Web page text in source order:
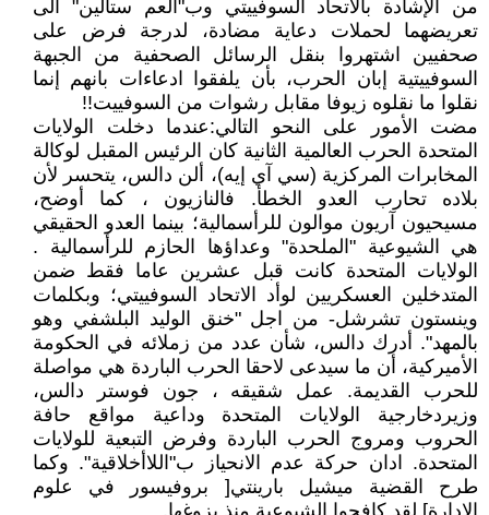
من الإشادة بالاتحاد السوفييتي وب"العم ستالين" الى
تعريضهما لحملات دعاية مضادة، لدرجة فرض على
صحفيين اشتهروا بنقل الرسائل الصحفية من الجبهة
السوفييتية إبان الحرب، بأن يلفقوا ادعاءات بانهم إنما
نقلوا ما نقلوه زيوفا مقابل رشوات من السوفييت!!
مضت الأمور على النحو التالي:عندما دخلت الولايات
المتحدة الحرب العالمية الثانية كان الرئيس المقبل لوكالة
المخابرات المركزية (سي آي إيه)، ألن دالس، يتحسر لأن
بلاده تحارب العدو الخطأ. فالنازيون ، كما أوضح،
مسيحيون آريون موالون للرأسمالية؛ بينما العدو الحقيقي
هي الشيوعية "الملحدة" وعداؤها الحازم للرأسمالية .
الولايات المتحدة كانت قبل عشرين عاما فقط ضمن
المتدخلين العسكريين لوأد الاتحاد السوفييتي؛ وبكلمات
وينستون تشرشل- من اجل "خنق الوليد البلشفي وهو
بالمهد". أدرك دالس، شأن عدد من زملائه في الحكومة
الأميركية، أن ما سيدعى لاحقا الحرب الباردة هي مواصلة
للحرب القديمة. عمل شقيقه ، جون فوستر دالس،
وزيردخارجية الولايات المتحدة وداعية مواقع حافة
الحروب ومروج الحرب الباردة وفرض التبعية للولايات
المتحدة. ادان حركة عدم الانحياز ب"اللاأخلاقية". وكما
طرح القضية ميشيل بارينتي[ بروفيسور في علوم